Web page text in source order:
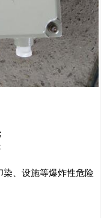
染、设施等爆炸性危险